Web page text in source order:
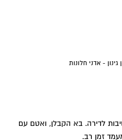
גינון - אדני חלונות
לדירה. בא הקבלן, ואטם עם
זמן רב.